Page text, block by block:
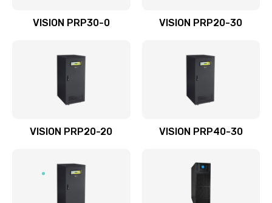
VISION PRP30-0 VISION PRP20-30
VISION PRP20-20 VISION PRP40-30